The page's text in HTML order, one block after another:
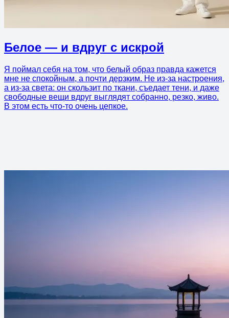
Белое — и вдруг с искрой
Я поймал себя на том, что белый образ правда кажется
мне не спокойным, а почти дерзким. Не из-за настроения,
а из-за света: он скользит по ткани, съедает тени, и даже
свободные вещи вдруг выглядят собранно, резко, живо.
В этом есть что-то очень цепкое.